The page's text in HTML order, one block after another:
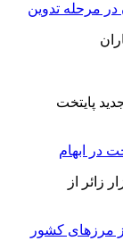
در مرحله تدوین
در ابهام